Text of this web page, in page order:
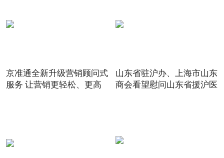
京准通全新升级营销顾问式
服务 让营销更轻松、更高
山东省驻沪办、上海市山东
商会看望慰问山东省援沪医